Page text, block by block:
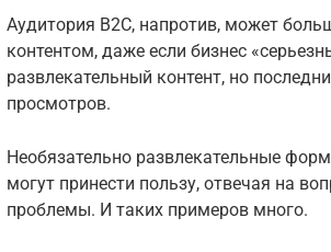
Аудитория B2C, напротив, может
контентом, даже если бизнес
развлекательный контент, но
просмотров.
Необязательно развлекательные
могут принести пользу, отвечая на
проблемы. И таких примеров много.